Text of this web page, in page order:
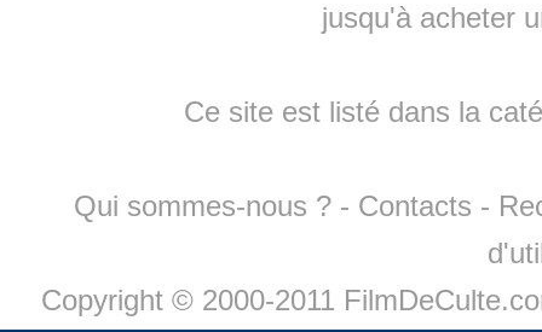
jusqu'à acheter
Ce site est listé dans la
Qui sommes-nous ? - Contacts -
Copyright © 2000-2011